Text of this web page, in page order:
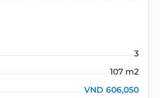
3
107 m2
VND 606,050